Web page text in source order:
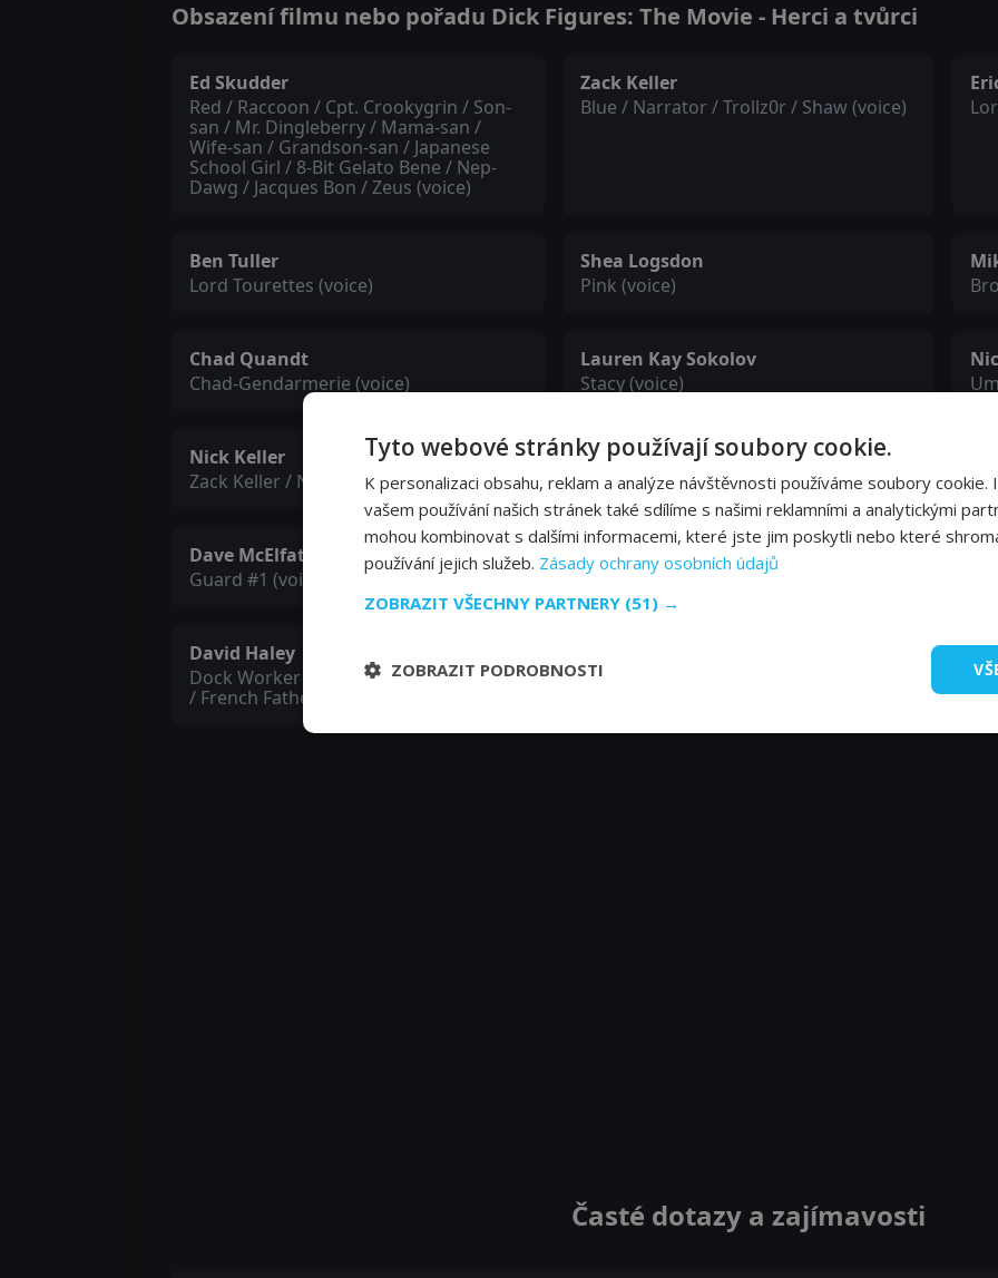
Obsazení filmu nebo pořadu Dick Figures: The Movie - Herci a tvůrci
Ed Skudder
Red / Raccoon / Cpt. Crookygrin / Son-
san / Mr. Dingleberry / Mama-san /
Wife-san / Grandson-san / Japanese
School Girl / 8-Bit Gelato Bene / Nep-
Dawg / Jacques Bon / Zeus (voice)
Zack Keller
Blue / Narrator / Trollz0r / Shaw (voice)
Ben Tuller
Lord Tourettes (voice)
Shea Logsdon
Pink (voice)
Chad Quandt
Chad-Gendarmerie (voice)
Lauren Kay Sokolov
Stacy (voice)
Nick Keller
Zack Keller / Nikos (voice)
Brock Gallagher
Bully / Dock Worker #2 (voice)
Dave McElfatrick
Guard #1 (voice)
Rob DenBleyker
Guard #2 (voice)
David Haley
Dock Worker #1 / Cumulonimbus Ninja
/ French Father (voice)
Steve / TNT Boat Freeman / Dead Ninja
Časté dotazy a zajímavosti
Tyto webové stránky používají soubory cookie.
K personalizaci obsahu, reklam a analýze návštěvnosti používáme soubory cookie.
vašem používání našich stránek také sdílíme s našimi reklamními a analytickými
mohou kombinovat s dalšími informacemi, které jste jim poskytli nebo které
používání jejich služeb. Zásady ochrany osobních údajů
ZOBRAZIT VŠECHNY PARTNERY (51) →
ZOBRAZIT PODROBNOSTI